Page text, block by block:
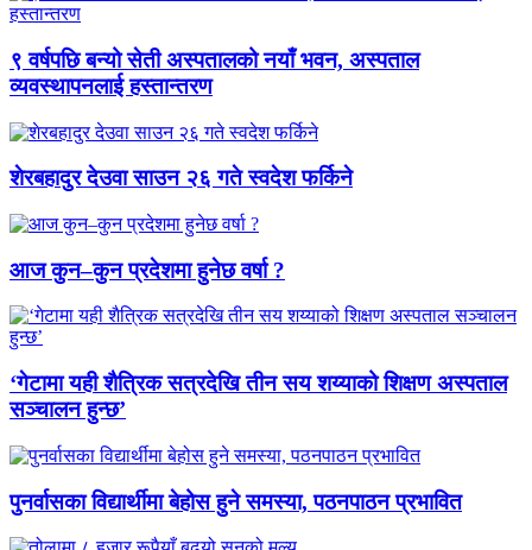
९ वर्षपछि बन्यो सेती अस्पतालको नयाँ भवन, अस्पताल
व्यवस्थापनलाई हस्तान्तरण
शेरबहादुर देउवा साउन २६ गते स्वदेश फर्किने
आज कुन–कुन प्रदेशमा हुनेछ वर्षा ?
‘गेटामा यही शैत्रिक सत्रदेखि तीन सय शय्याको शिक्षण अस्पताल
सञ्चालन हुन्छ’
पुनर्वासका विद्यार्थीमा बेहोस हुने समस्या, पठनपाठन प्रभावित